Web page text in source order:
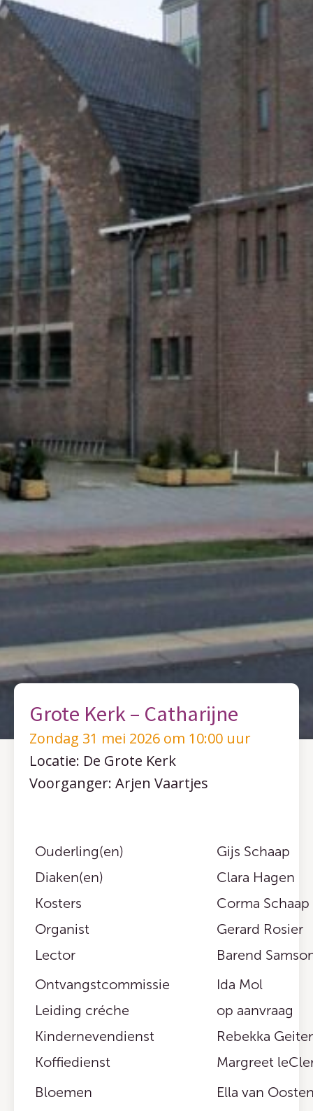
Grote Kerk – Catharijne
Zondag 31 mei 2026 om 10:00 uur
Locatie: De Grote Kerk
Voorganger: Arjen Vaartjes
Ouderling(en)
Gijs Schaap
Diaken(en)
Clara Hagen
Kosters
Corma
Organist
Gerard Rosier
Lector
Barend
Ontvangstcommissie
Ida Mol
Leiding créche
op aanvraag
Kindernevendienst
Rebekka
Koffiedienst
Margreet
Bloemen
Ella van